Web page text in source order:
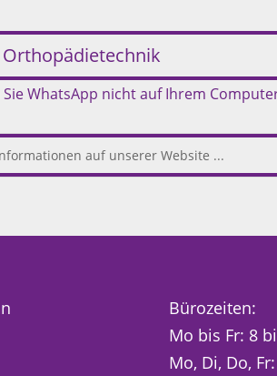
Orthopädietechnik
Sie WhatsApp nicht auf Ihrem
Bürozeiten:
Mo bis Fr: 8
Mo, Di, Do,